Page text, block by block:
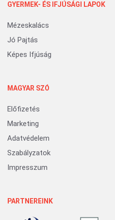
GYERMEK- ÉS IFJÚSÁGI LAPOK
Mézeskalács
Jó Pajtás
Képes Ifjúság
MAGYAR SZÓ
Előfizetés
Marketing
Adatvédelem
Szabályzatok
Impresszum
PARTNEREINK